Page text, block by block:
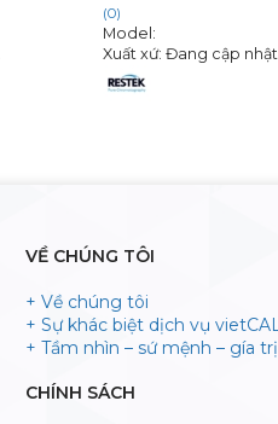
Rated
0
out
5
(0)
Model:
Xuất xứ: Đang cập nhật
VỀ CHÚNG TÔI
+ Về chúng tôi
+ Sự khác biệt dịch vụ
+ Tầm nhìn – sứ mệnh – gía
CHÍNH SÁCH